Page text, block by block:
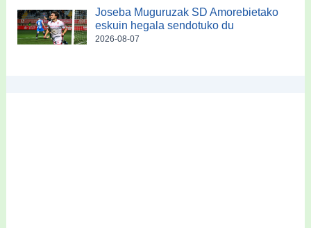
Joseba Muguruzak SD Amorebietako
eskuin hegala sendotuko du
2026-08-07